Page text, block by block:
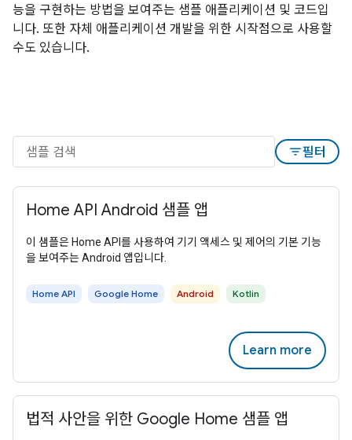
능을 구현하는 방법을 보여주는 샘플 애플리케이션 및 코드입
니다. 또한 자체 애플리케이션 개발을 위한 시작점으로 사용할
수도 있습니다.
filter_list필터
Home API Android 샘플 앱
이 샘플은 Home API를 사용하여 기기 액세스 및 제어의 기본 기능
을 보여주는 Android 앱입니다.
Home API Google Home Android Kotlin
Learn more
법적 사안을 위한 Google Home 샘플 앱